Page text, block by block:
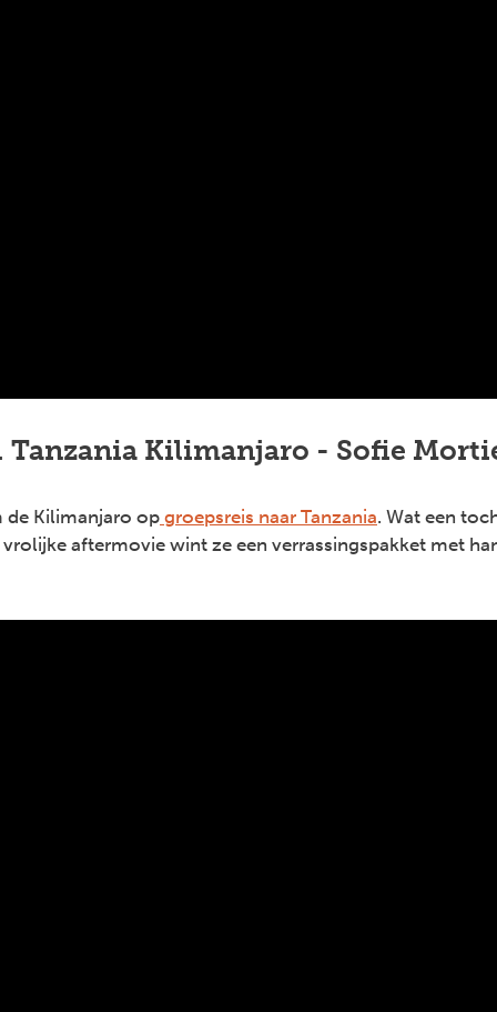
Tanzania Kilimanjaro - Sofie
de Kilimanjaro opgroepsreis naar Tanzania. Wat een
aftermovie wint ze een verrassingspakket met